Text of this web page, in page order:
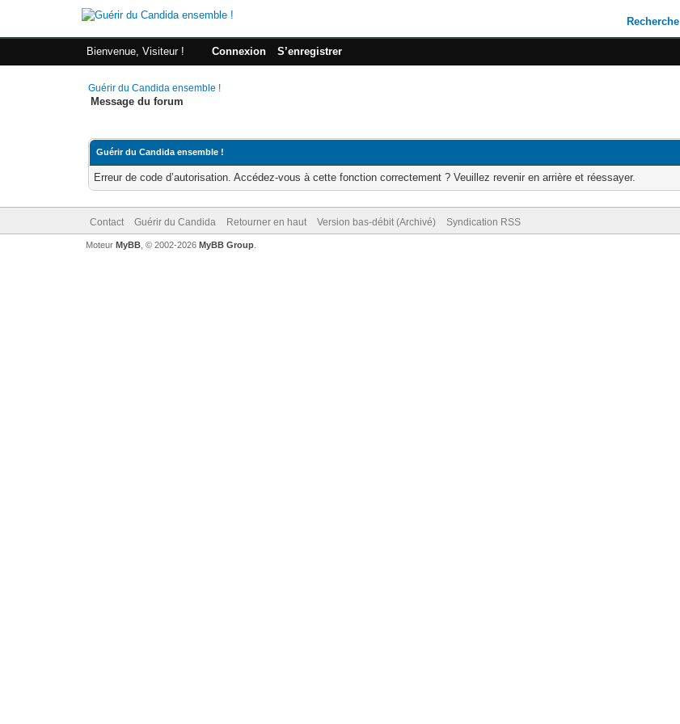
Recherche
Bienvenue, Visiteur ! Connexion S’enregistrer
Guérir du Candida ensemble !
Message du forum
Guérir du Candida ensemble !
Erreur de code d’autorisation. Accédez-vous à cette fonction correctement ? Veuillez revenir en arrière et réessayer.
Contact Guérir du Candida Retourner en haut Version bas-débit (Archivé) Syndication RSS
Moteur MyBB, © 2002-2026 MyBB Group.